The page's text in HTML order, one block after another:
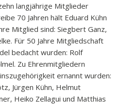
langjährige Mitglieder
70 Jahren hält Eduard Kühn
Mitglied sind: Siegbert Ganz,
Für 50 Jahre Mitgliedschaft
bedacht wurden: Rolf
Zu Ehrenmitgliedern
ernannt wurden:
Jürgen Kühn, Helmut
Heiko Zellagui und Matthias